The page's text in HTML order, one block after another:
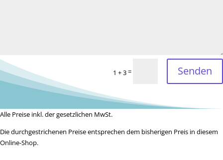
1 + 3= Senden
Alle Preise inkl. der gesetzlichen MwSt.
Die durchgestrichenen Preise entsprechen dem bisherigen Preis in diesem
Online-Shop.